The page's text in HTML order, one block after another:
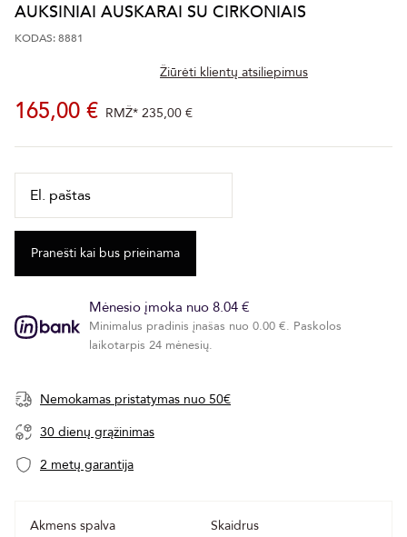
AUKSINIAI AUSKARAI SU CIRKONIAIS
KODAS: 8881
Žiūrėti klientų atsiliepimus
165,00 € RMŽ* 235,00 €
Mėnesio įmoka nuo 8.04 €
Minimalus pradinis įnašas nuo 0.00 €. Paskolos
laikotarpis 24 mėnesių.
Nemokamas pristatymas nuo 50€
30 dienų grąžinimas
2 metų garantija
Akmens spalva
Skaidrus